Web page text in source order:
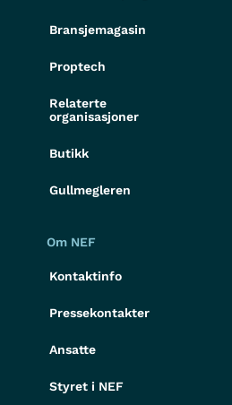
Bransjemagasin
Proptech
Relaterte
organisasjoner
Butikk
Gullmegleren
Om NEF
Kontaktinfo
Pressekontakter
Ansatte
Styret i NEF